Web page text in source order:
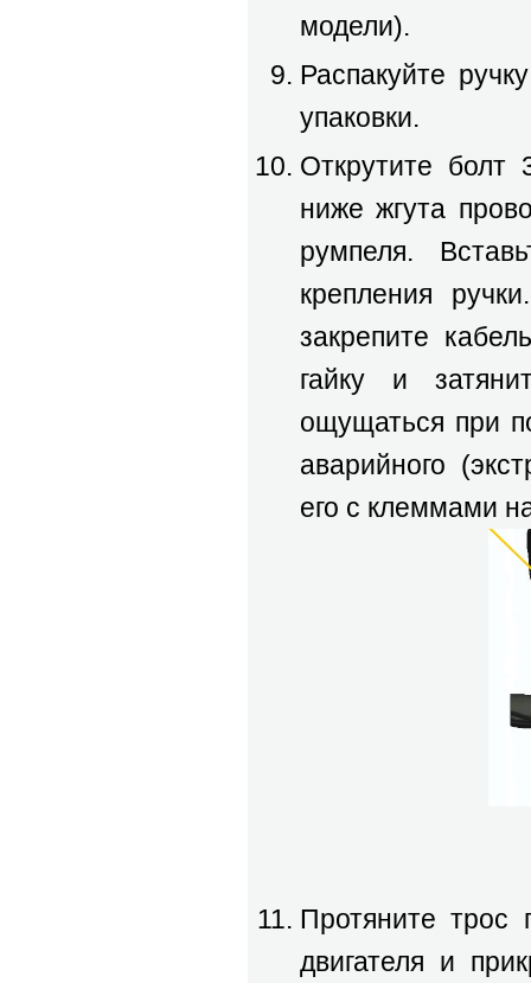
модели).
Распакуйте
упаковки.
Открутите болт
ниже жгута
румпеля.
крепления
закрепите
гайку и
ощущаться при
аварийного
его с клеммами
Протяните трос
двигателя и